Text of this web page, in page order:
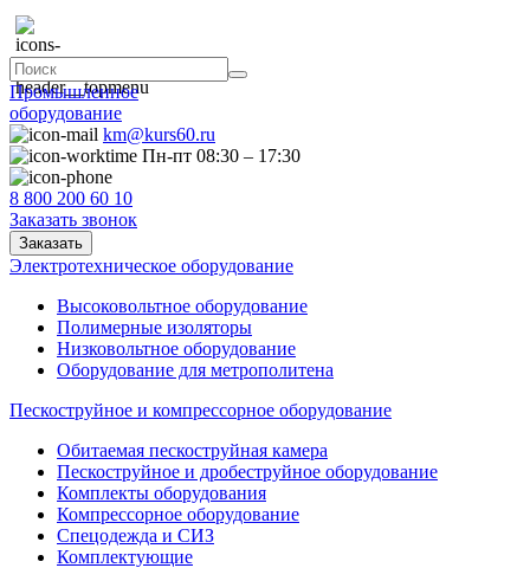
Промышленное
оборудование
km@kurs60.ru
Пн-пт 08:30 – 17:30
8 800 200 60 10
Заказать звонок
Заказать
Электротехническое оборудование
Высоковольтное оборудование
Полимерные изоляторы
Низковольтное оборудование
Оборудование для метрополитена
Пескоструйное и компрессорное оборудование
Обитаемая пескоструйная камера
Пескоструйное и дробеструйное оборудование
Комплекты оборудования
Компрессорное оборудование
Спецодежда и СИЗ
Комплектующие